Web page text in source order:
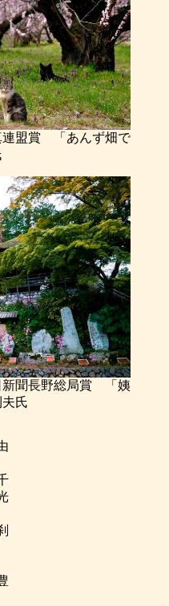
盟賞 「あんず畑で
聞長野総局賞 「姨
氏